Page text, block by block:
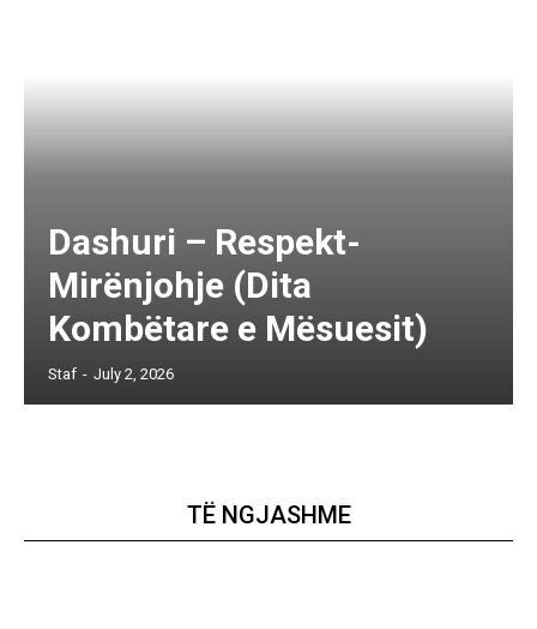
Dashuri – Respekt-
Mirënjohje (Dita
Kombëtare e Mësuesit)
Staf - July 2, 2026
TË NGJASHME